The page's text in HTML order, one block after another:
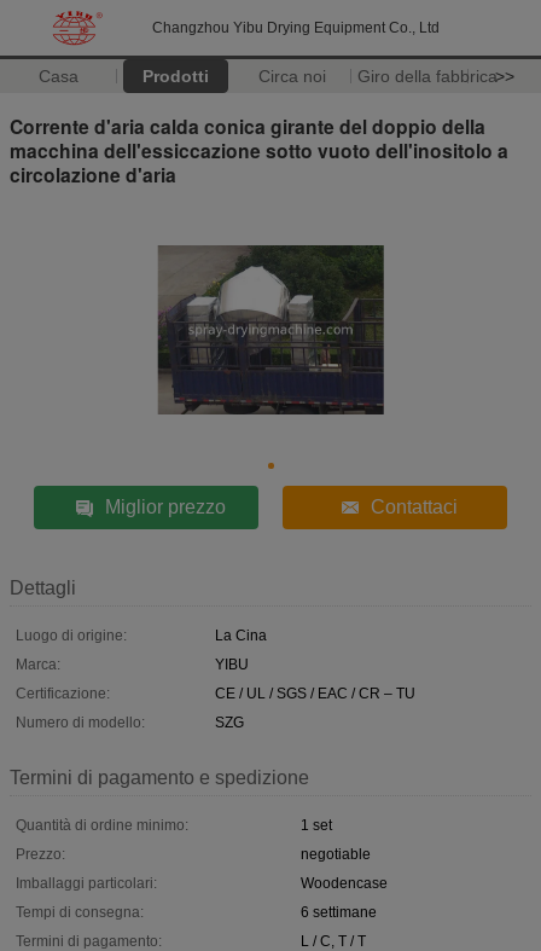
Changzhou Yibu Drying Equipment Co., Ltd
Casa Prodotti Circa noi Giro della fabbrica>>
Corrente d'aria calda conica girante del doppio della
macchina dell'essiccazione sotto vuoto dell'inositolo a
circolazione d'aria
Miglior prezzo Contattaci
Dettagli
Luogo di origine:
La Cina
Marca:
YIBU
Certificazione:
CE / UL / SGS / EAC / CR – TU
Numero di modello:
SZG
Termini di pagamento e spedizione
Quantità di ordine minimo:
1 set
Prezzo:
negotiable
Imballaggi particolari:
Woodencase
Tempi di consegna:
6 settimane
Termini di pagamento:
L / C, T / T